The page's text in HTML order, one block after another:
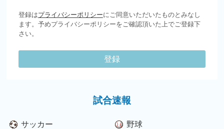
登録はプライバシーポリシーにご同意いただいたものとみなし
ます。予めプライバシーポリシーをご確認頂いた上でご登録下
さい。
登録
試合速報
サッカー 野球